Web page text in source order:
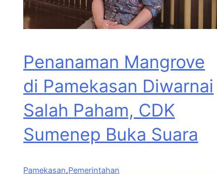
Penanaman Mangrove
di Pamekasan Diwarnai
Salah Paham, CDK
Sumenep Buka Suara
Pamekasan,Pemerintahan